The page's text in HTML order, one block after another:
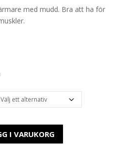
med mudd. Bra att ha för
I VARUKORG